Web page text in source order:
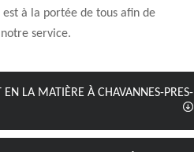
à la portée de tous afin de
service.
LA MATIÈRE À CHAVANNES-PRES-